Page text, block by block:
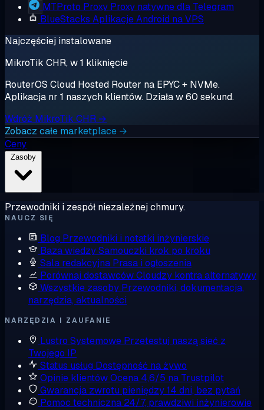
MTProto Proxy Proxy natywne dla Telegram
BlueStacks Aplikacje Android na VPS
Najczęściej instalowane
MikroTik CHR, w 1 kliknięcie
RouterOS Cloud Hosted Router na EPYC + NVMe.
Aplikacja nr 1 naszych klientów. Działa w 60 sekund.
Wdróż MikroTik CHR →
Zobacz całe marketplace →
Ceny
Przewodniki i zespół niezależnej chmury.
NAUCZ SIĘ
Blog Przewodniki i notatki inżynierskie
Baza wiedzySamouczki krok po kroku
Sala redakcyjna Prasa i ogłoszenia
Porównaj dostawcówCloudzy kontra alternatywy
Wszystkie zasoby Przewodniki, dokumentacja,
narzędzia, aktualności
NARZĘDZIA I ZAUFANIE
Lustro Systemowe Przetestuj naszą sieć z
Twojego IP
Status usług Dostępność na żywo
Opinie klientówOcena 4,6/5 na Trustpilot
Gwarancja zwrotu pieniędzy14 dni, bez pytań
Pomoc techniczna 24/7, prawdziwi inżynierowie